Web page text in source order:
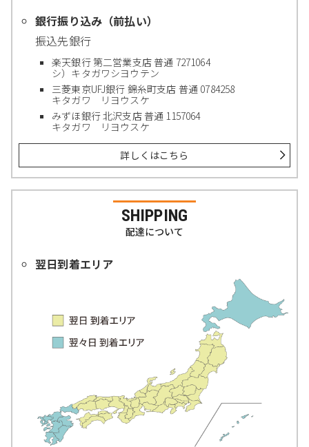
銀行振り込み（前払い）
振込先銀行
楽天銀行 第二営業支店 普通 7271064
シ）キタガワシヨウテン
三菱東京UFJ銀行 錦糸町支店 普通 0784258
キタガワ リヨウスケ
みずほ銀行 北沢支店 普通 1157064
キタガワ リヨウスケ
詳しくはこちら
SHIPPING
配達について
翌日到着エリア